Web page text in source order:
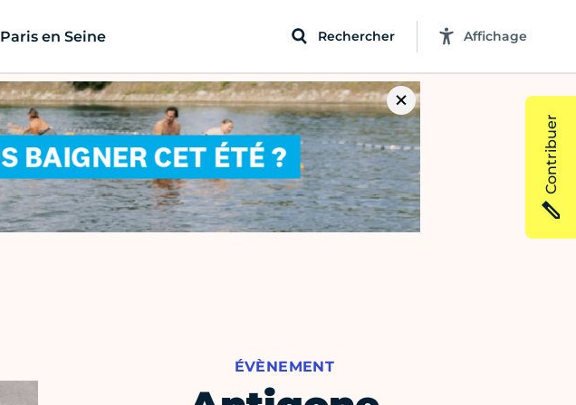
Paris en Seine Rechercher Affichage
ÉVÈNEMENT
Contribuer